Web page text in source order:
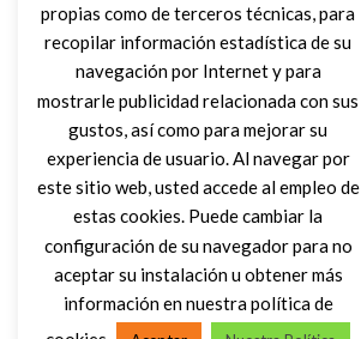
propias como de terceros técnicas, para
recopilar información estadística de su
navegación por Internet y para
mostrarle publicidad relacionada con sus
gustos, así como para mejorar su
experiencia de usuario. Al navegar por
este sitio web, usted accede al empleo de
estas cookies. Puede cambiar la
configuración de su navegador para no
aceptar su instalación u obtener más
información en nuestra política de